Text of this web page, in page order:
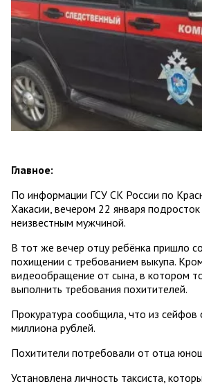
Главное:
По информации ГСУ СК России по
Хакасии, вечером 22 января
неизвестным мужчиной.
В тот же вечер отцу ребёнка пришло
похищении с требованием выкупа.
видеообращение от сына, в котором
выполнить требования похитителей.
Прокуратура сообщила, что из сейфов
миллиона рублей.
Похитители потребовали от отца
Установлена личность таксиста,